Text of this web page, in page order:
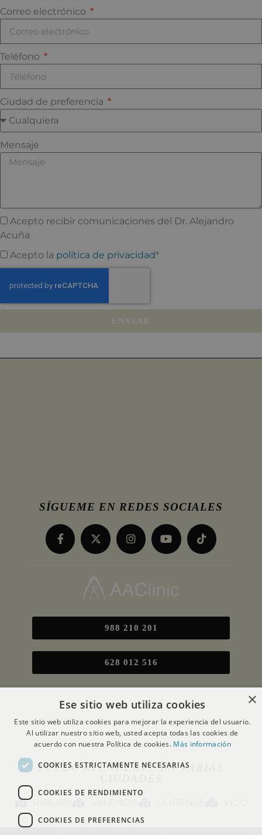
Correo electrónico
Teléfono
Ciudad de preferencia
Mensaje
Acepto recibir comunicaciones del Dr. Alejandro
Acuña
Acepto la política de privacidad*
ENVIAR
SÍGUEME EN REDES SOCIALES
988 210 201
628 012 516
PUEDO ATENDERTE EN VARIAS
×
Ese sitio web utiliza cookies
Este sitio web utiliza cookies para mejorar la experiencia del usuario.
Al utilizar nuestro sitio web, usted acepta todas las cookies de
acuerdo con nuestra Política de cookies. Más información
COOKIES ESTRICTAMENTE NECESARIAS
COOKIES DE RENDIMIENTO
COOKIES DE PREFERENCIAS